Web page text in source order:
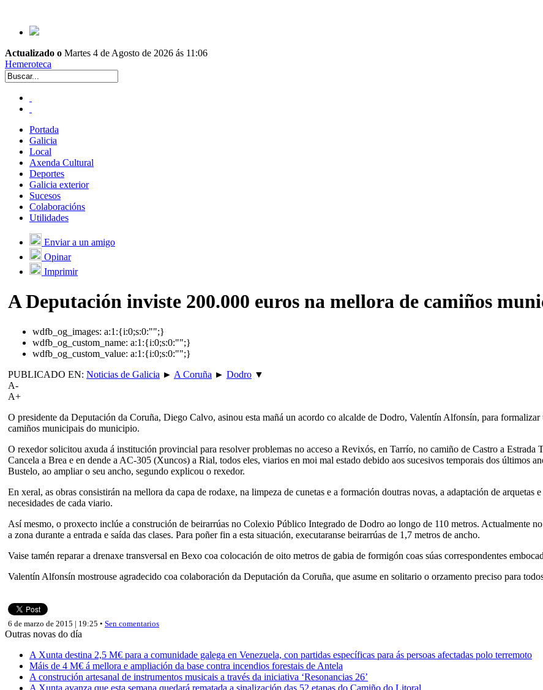
Actualizado o Martes 4 de Agosto de 2026 ás 11:06
Hemeroteca
Portada
Galicia
Local
Axenda Cultural
Deportes
Galicia exterior
Sucesos
Colaboracións
Utilidades
Enviar a un amigo
Opinar
Imprimir
A Deputación inviste 200.000 euros na mellora de camiños
wdfb_og_images: a:1:{i:0;s:0:"";}
wdfb_og_custom_name: a:1:{i:0;s:0:"";}
wdfb_og_custom_value: a:1:{i:0;s:0:"";}
PUBLICADO EN: Noticias de Galicia ► A Coruña ► Dodro ▼
A-
A+
O presidente da Deputación da Coruña, Diego Calvo, asinou esta mañá un acordo co alcalde de Dodro, Valentín Alfonsín, para
camiños municipais do municipio.
O rexedor solicitou axuda á institución provincial para resolver problemas no acceso a Revixós, en Tarrío, no camiño de Castro a
Cancela a Brea e en dende a AC-305 (Xuncos) a Rial, todos eles, viarios en moi mal estado debido aos sucesivos temporais dos últimos
Bustelo, ao ampliar o seu ancho, segundo explicou o rexedor.
En xeral, as obras consistirán na mellora da capa de rodaxe, na limpeza de cunetas e a formación doutras novas, a adaptación de arquetas
necesidades de cada viario.
Así mesmo, o proxecto inclúe a construción de beirarrúas no Colexio Público Integrado de Dodro ao longo de 110 metros. Actualmente
a zona durante a entrada e saída das clases. Para poñer fin a esta situación, executaranse beirarrúas de 1,7 metros de ancho.
Vaise tamén reparar a drenaxe transversal en Bexo coa colocación de oito metros de gabia de formigón coas súas correspondentes
Valentín Alfonsín mostrouse agradecido coa colaboración da Deputación da Coruña, que asume en solitario o orzamento preciso para
6 de marzo de 2015 | 19:25 • Sen comentarios
Outras novas do día
A Xunta destina 2,5 M€ para a comunidade galega en Venezuela, con partidas específicas para ás persoas afectadas polo terremoto
Máis de 4 M€ á mellora e ampliación da base contra incendios forestais de Antela
A construción artesanal de instrumentos musicais a través da iniciativa ‘Resonancias 26’
A Xunta avanza que esta semana quedará rematada a sinalización das 52 etapas do Camiño do Litoral